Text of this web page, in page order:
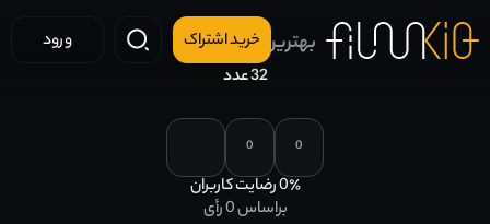
خرید اشتراک ورود بهترین های حصین
32 عدد
0
0
0٪ رضایت کاربران
براساس0رأی